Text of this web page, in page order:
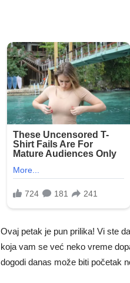
Ovaj petak je pun prilika! Vi ste
koja vam se već neko vreme
dogodi danas može biti početak